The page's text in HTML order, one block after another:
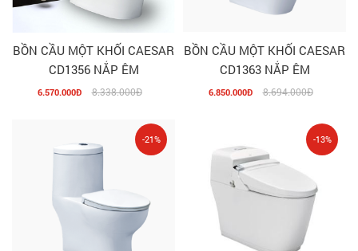
BỒN CẦU MỘT KHỐI CAESAR
CD1356 NẮP ÊM
6.570.000Đ 8.338.000Đ
BỒN CẦU MỘT KHỐI CAESAR
CD1363 NẮP ÊM
6.850.000Đ 8.694.000Đ
-21% -13%